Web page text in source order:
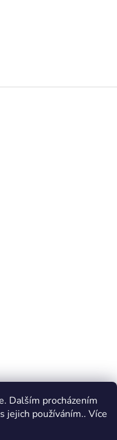
Dalším procházením
jejich používáním.. Více